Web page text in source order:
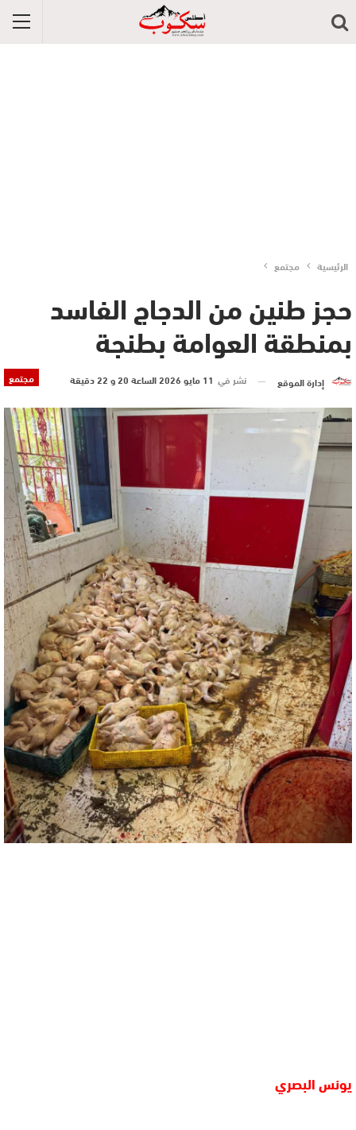
الرئيسية مجتمع
حجز طنين من الدجاج الفاسد
بمنطقة العوامة بطنجة
مجتمع إدارة الموقع نشر في 11 مايو 2026 الساعة 20 و 22 دقيقة
يونس البصري